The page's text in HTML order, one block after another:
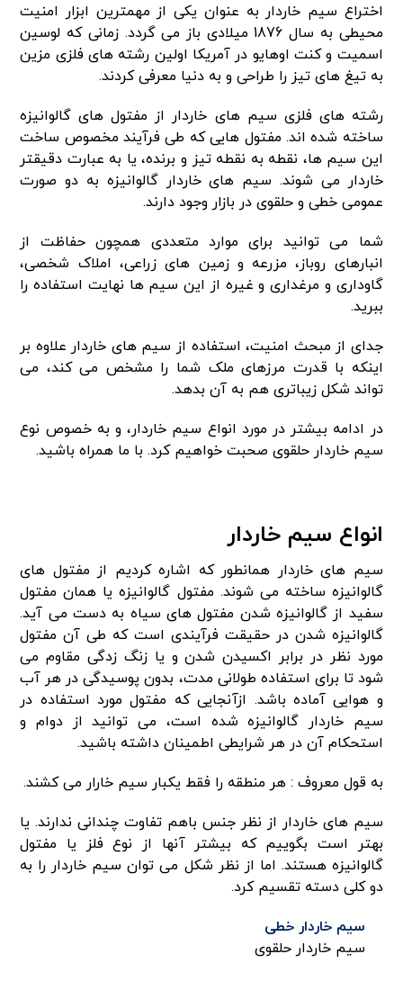
اختراع سیم خاردار به عنوان یکی از مهمترین ابزار امنیت
محیطی به سال 1876 میلادی باز می گردد. زمانی که لوسین
اسمیت و کنت اوهایو در آمریکا اولین رشته های فلزی مزین
به تیغ های تیز را طراحی و به دنیا معرفی کردند.
رشته های فلزی سیم های خاردار از مفتول های گالوانیزه
ساخته شده اند. مفتول هایی که طی فرآیند مخصوص ساخت
این سیم ها، نقطه به نقطه تیز و برنده، یا به عبارت دقیقتر
خاردار می شوند. سیم های خاردار گالوانیزه به دو صورت
عمومی خطی و حلقوی در بازار وجود دارند.
شما می توانید برای موارد متعددی همچون حفاظت از
انبارهای روباز، مزرعه و زمین های زراعی، املاک شخصی،
گاوداری و مرغداری و غیره از این سیم ها نهایت استفاده را
ببرید.
جدای از مبحث امنیت، استفاده از سیم های خاردار علاوه بر
اینکه با قدرت مرزهای ملک شما را مشخص می کند، می
تواند شکل زیباتری هم به آن بدهد.
در ادامه بیشتر در مورد انواع سیم خاردار، و به خصوص نوع
سیم خاردار حلقوی صحبت خواهیم کرد. با ما همراه باشید.
انواع سیم خاردار
سیم های خاردار همانطور که اشاره کردیم از مفتول های
گالوانیزه ساخته می شوند. مفتول گالوانیزه یا همان مفتول
سفید از گالوانیزه شدن مفتول های سیاه به دست می آید.
گالوانیزه شدن در حقیقت فرآیندی است که طی آن مفتول
مورد نظر در برابر اکسیدن شدن و یا زنگ زدگی مقاوم می
شود تا برای استفاده طولانی مدت، بدون پوسیدگی در هر آب
و هوایی آماده باشد. ازآنجایی که مفتول مورد استفاده در
سیم خاردار گالوانیزه شده است، می توانید از دوام و
استحکام آن در هر شرایطی اطمینان داشته باشید.
به قول معروف : هر منطقه را فقط یکبار سیم خارار می کشند.
سیم های خاردار از نظر جنس باهم تفاوت چندانی ندارند. یا
بهتر است بگوییم که بیشتر آنها از نوع فلز یا مفتول
گالوانیزه هستند. اما از نظر شکل می توان سیم خاردار را به
دو کلی دسته تقسیم کرد.
سیم خاردار خطی
سیم خاردار حلقوی